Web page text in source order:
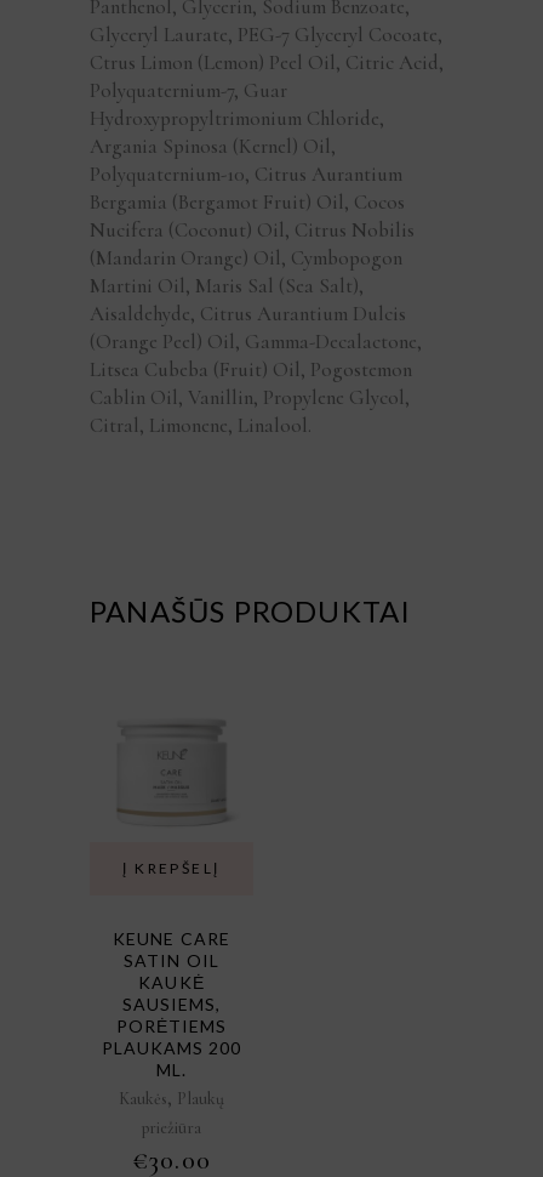
Panthenol, Glycerin, Sodium Benzoate,
Glyceryl Laurate, PEG-7 Glyceryl Cocoate,
Ctrus Limon (Lemon) Peel Oil, Citric Acid,
Polyquaternium-7, Guar
Hydroxypropyltrimonium Chloride,
Argania Spinosa (Kernel) Oil,
Polyquaternium-10, Citrus Aurantium
Bergamia (Bergamot Fruit) Oil, Cocos
Nucifera (Coconut) Oil, Citrus Nobilis
(Mandarin Orange) Oil, Cymbopogon
Martini Oil, Maris Sal (Sea Salt),
Aisaldehyde, Citrus Aurantium Dulcis
(Orange Peel) Oil, Gamma-Decalactone,
Litsea Cubeba (Fruit) Oil, Pogostemon
Cablin Oil, Vanillin, Propylene Glycol,
Citral, Limonene, Linalool.
PANAŠŪS PRODUKTAI
Į KREPŠELĮ
KEUNE CARE
SATIN OIL
KAUKĖ
SAUSIEMS,
PORĖTIEMS
PLAUKAMS 200
ML.
Kaukės, Plaukų
priežiūra
€30.00